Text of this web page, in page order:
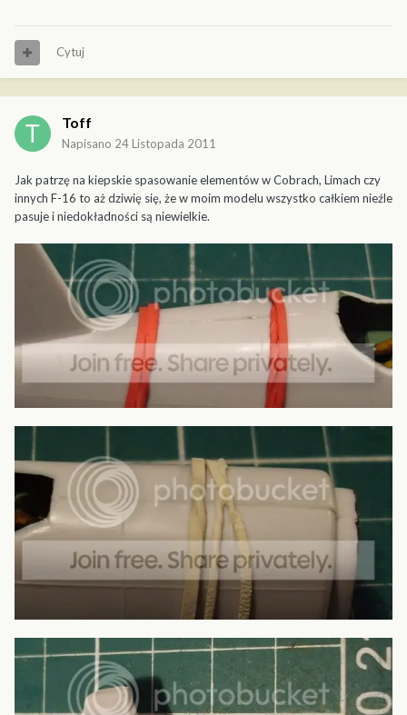
Cytuj
Toff
Napisano 24 Listopada 2011
Jak patrzę na kiepskie spasowanie elementów w Cobrach, Limach czy
innych F-16 to aż dziwię się, że w moim modelu wszystko całkiem nieźle
pasuje i niedokładności są niewielkie.